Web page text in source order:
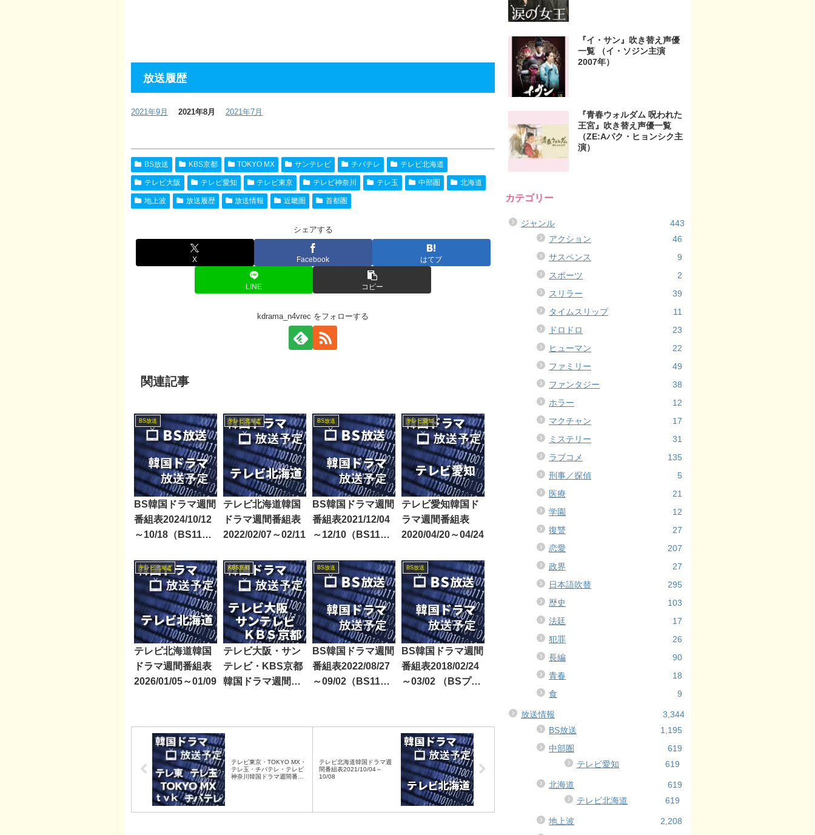
放送履歴
2021年9月 2021年8月 2021年7月
BS放送 KBS京都 TOKYO MX サンテレビ チバテレ テレビ北海道
テレビ大阪 テレビ愛知 テレビ東京 テレビ神奈川 テレ玉 中部圏 北海道
地上波 放送履歴 放送情報 近畿圏 首都圏
シェアする
X Facebook はてブ
LINE コピー
kdrama_n4vrec をフォローする
関連記事
BS放送
BS韓国ドラマ週間
番組表2024/10/12
～10/18（BS11・
テレビ北海道
テレビ北海道韓国
ドラマ週間番組表
2022/02/07～02/11
BS放送
BS韓国ドラマ週間
番組表2021/12/04
～12/10（BS11・
テレビ愛知
テレビ愛知韓国ド
ラマ週間番組表
2020/04/20～04/24
テレビ北海道
テレビ北海道韓国
ドラマ週間番組表
2026/01/05～01/09
KBS京都
テレビ大阪・サン
テレビ・KBS京都
韓国ドラマ週間番
BS放送
BS韓国ドラマ週間
番組表2022/08/27
～09/02（BS11・
BS放送
BS韓国ドラマ週間
番組表2018/02/24
～03/02 （BSプレ
TBS・BSジャパ
ン・BSフジ）
テレビ東京・TOKYO MX・
テレ玉・チバテレ・テレビ
神奈川韓国ドラマ週間番組
テレビ北海道韓国ドラマ週
間番組表2021/10/04～
10/08
『イ・サン』吹き替え声優
一覧 （イ・ソジン主演
2007年）
『青春ウォルダム 呪われた
王宮』吹き替え声優一覧
（ZE:Aパク・ヒョンシク主
演）
カテゴリー
ジャンル
443
アクション
46
サスペンス
9
スポーツ
2
スリラー
39
タイムスリップ
11
ドロドロ
23
ヒューマン
22
ファミリー
49
ファンタジー
38
ホラー
12
マクチャン
17
ミステリー
31
ラブコメ
135
刑事／探偵
5
医療
21
学園
12
復讐
27
恋愛
207
政界
27
日本語吹替
295
歴史
103
法廷
17
犯罪
26
長編
90
青春
18
食
9
放送情報
3,344
BS放送
1,195
中部圏
619
テレビ愛知
619
北海道
619
テレビ北海道
619
地上波
2,208